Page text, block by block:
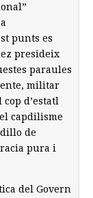
punts es
presideix
paraules
militar
d’estatl
capdilisme
de
pura i
del Govern